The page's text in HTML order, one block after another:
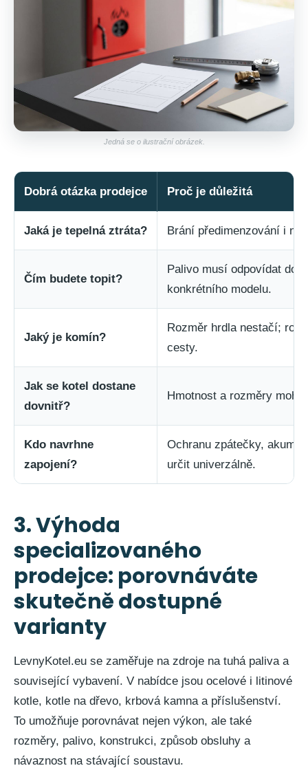
Jedná se o ilustrační obrázek.
Dobrá otázka prodejce Proč je důležitá
Jaká je tepelná ztráta? Brání předimenzování i
Čím budete topit?
Palivo musí odpovídat
konkrétního modelu.
Jaký je komín?
Rozměr hrdla nestačí;
cesty.
Jak se kotel dostane
dovnitř?
Hmotnost a rozměry
Kdo navrhne
zapojení?
Ochranu zpátečky,
určit univerzálně.
3. Výhoda
specializovaného
prodejce: porovnáváte
skutečně dostupné
varianty
LevnyKotel.eu se zaměřuje na zdroje na tuhá paliva a
související vybavení. V nabídce jsou ocelové i litinové
kotle, kotle na dřevo, krbová kamna a příslušenství.
To umožňuje porovnávat nejen výkon, ale také
rozměry, palivo, konstrukci, způsob obsluhy a
návaznost na stávající soustavu.